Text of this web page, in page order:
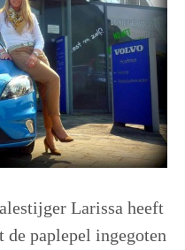
Larissa heeft
de paplepel ingegoten